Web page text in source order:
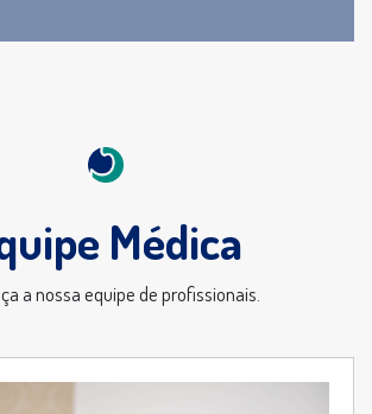
Médica
a nossa equipe de profissionais.